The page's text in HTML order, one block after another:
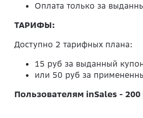
Оплата только за
ТАРИФЫ:
Доступно 2 тарифных плана:
15 руб за выданный
или 50 руб за
Пользователям inSales -